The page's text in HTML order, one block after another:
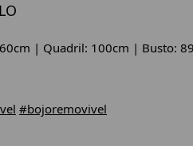
| Quadril: 100cm | Busto:
#bojoremovivel